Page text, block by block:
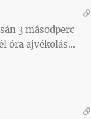
3 másodperc
óra ajvékolás…